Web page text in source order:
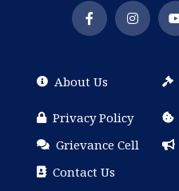
About Us
Privacy Policy
Grievance Cell
Contact Us